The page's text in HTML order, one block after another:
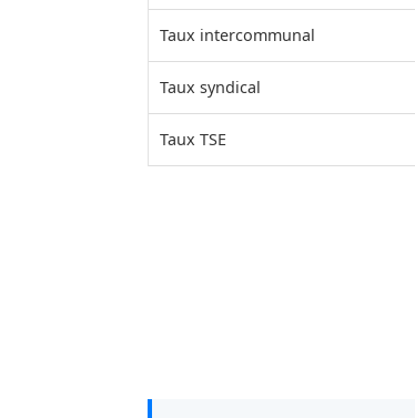
Taux intercommunal
Taux syndical
Taux TSE